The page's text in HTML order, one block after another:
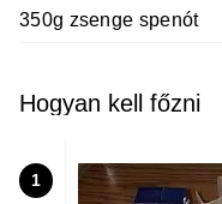
350g zsenge spenót
Hogyan kell főzni
1